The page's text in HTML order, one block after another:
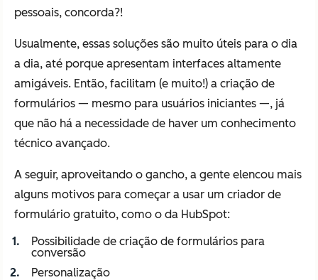
pessoais, concorda?!
Usualmente, essas soluções são muito úteis para o dia
a dia, até porque apresentam interfaces altamente
amigáveis. Então, facilitam (e muito!) a criação de
formulários — mesmo para usuários iniciantes —, já
que não há a necessidade de haver um conhecimento
técnico avançado.
A seguir, aproveitando o gancho, a gente elencou mais
alguns motivos para começar a usar um criador de
formulário gratuito, como o da HubSpot:
Possibilidade de criação de formulários para
conversão
Personalização